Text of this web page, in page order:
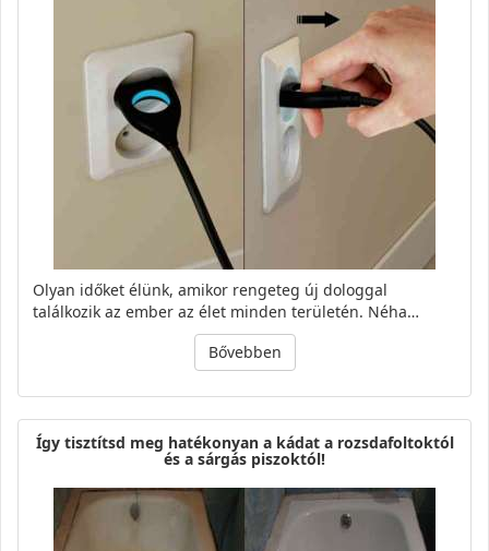
Olyan időket élünk, amikor rengeteg új dologgal
találkozik az ember az élet minden területén. Néha…
Bővebben
Így tisztítsd meg hatékonyan a kádat a rozsdafoltoktól
és a sárgás piszoktól!